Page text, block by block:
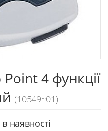
4 функції
(10549~01)
наявностi